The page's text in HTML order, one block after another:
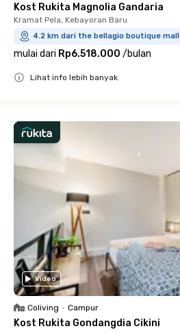
Kost Rukita Magnolia Gandaria
Kramat Pela, Kebayoran Baru
4.2 km dari the bellagio boutique mall
mulai dari Rp6.518.000 /bulan
Lihat info lebih banyak
Video
Coliving • Campur
Kost Rukita Gondangdia Cikini